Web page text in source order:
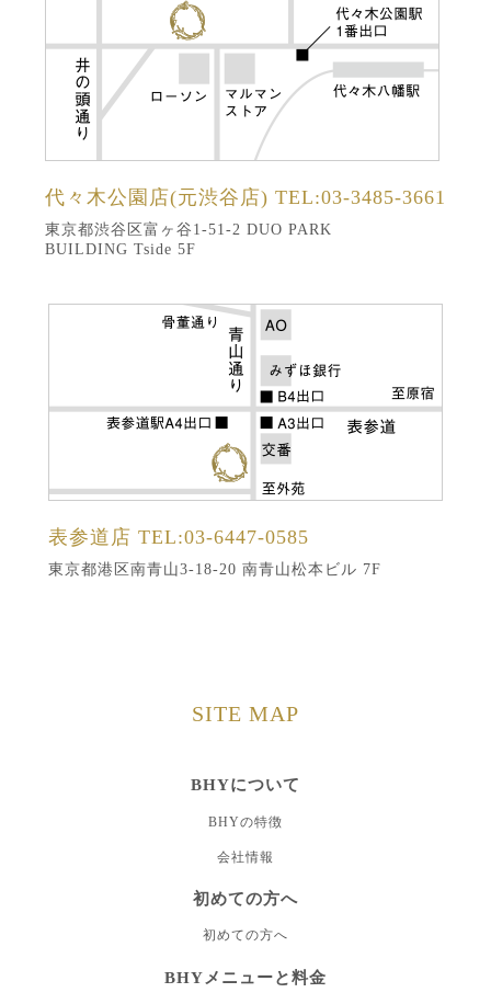
代々木公園店(元渋谷店) TEL:03-3485-3661
東京都渋谷区富ヶ谷1-51-2 DUO PARK
BUILDING Tside 5F
表参道店 TEL:03-6447-0585
東京都港区南青山3-18-20 南青山松本ビル 7F
SITE MAP
BHYについて
BHYの特徴
会社情報
初めての方へ
初めての方へ
BHYメニューと料金